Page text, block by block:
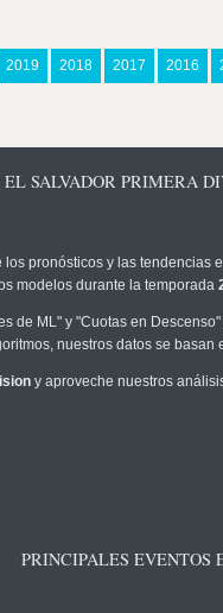
2019 2018 2017 2016
SALVADOR PRIMERA
pronósticos y las tendencias
modelos durante la temporada
de ML" y "Cuotas en
nuestros datos se
y aproveche nuestros
PRINCIPALES EVENTOS